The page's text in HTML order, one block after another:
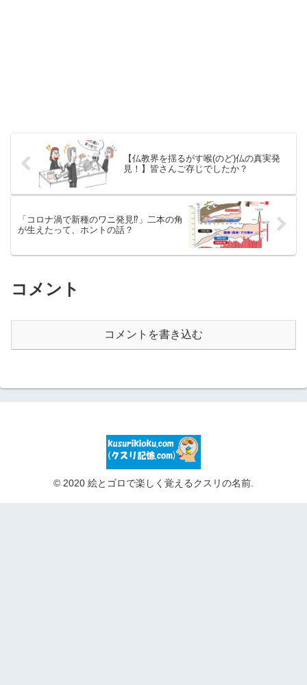
【仏教界を揺るがす喉(のど)仏の真実発
見！】皆さんご存じでしたか？
「コロナ渦で新種のワニ発見⁉」二本の角
が生えたって、ホントの話？
コメント
コメントを書き込む
© 2020 絵とゴロで楽しく覚えるクスリの名前.